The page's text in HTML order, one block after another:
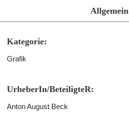
Allgemein
Kategorie:
Grafik
UrheberIn/BeteiligteR:
Anton August Beck